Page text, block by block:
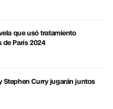
que usó tratamiento
París 2024
Stephen Curry jugarán juntos